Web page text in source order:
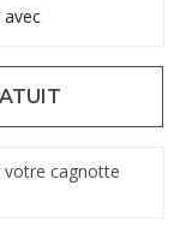
votre cagnotte